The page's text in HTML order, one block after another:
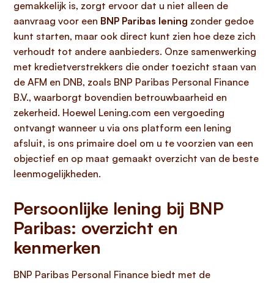
gemakkelijk is, zorgt ervoor dat u niet alleen de
aanvraag voor een BNP Paribas lening zonder gedoe
kunt starten, maar ook direct kunt zien hoe deze zich
verhoudt tot andere aanbieders. Onze samenwerking
met kredietverstrekkers die onder toezicht staan van
de AFM en DNB, zoals BNP Paribas Personal Finance
B.V., waarborgt bovendien betrouwbaarheid en
zekerheid. Hoewel Lening.com een vergoeding
ontvangt wanneer u via ons platform een lening
afsluit, is ons primaire doel om u te voorzien van een
objectief en op maat gemaakt overzicht van de beste
leenmogelijkheden.
Persoonlijke lening bij BNP
Paribas: overzicht en
kenmerken
BNP Paribas Personal Finance biedt met de